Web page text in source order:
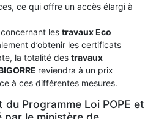
ce qui offre un accès élargi à
les travaux Eco
d’obtenir les certificats
la totalité des travaux
reviendra à un prix
à ces différentes mesures.
du Programme Loi POPE et